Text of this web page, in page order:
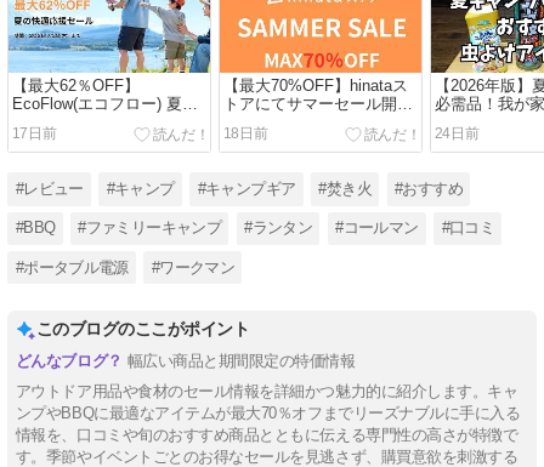
【最大62％OFF】
EcoFlow(エコフロー) 夏の
快適応援セール開催中！お
すすめ商品・お得情報総ま
17日前
【最大70%OFF】hinataス
トアにてサマーセール開催
中！おすすめアウトドア・
キャンプ用品総まとめ！
18日前
【2026年版】
必需品！我が
策＆おすすめ
ム！
24日前
#レビュー #キャンプ #キャンプギア #焚き火 #おすすめ
#BBQ #ファミリーキャンプ #ランタン #コールマン #口コミ
#ポータブル電源 #ワークマン
このブログのここがポイント
幅広い商品と期間限定の特価情報
アウトドア用品や食材のセール情報を詳細かつ魅力的に紹介します。キャ
ンプやBBQに最適なアイテムが最大70％オフまでリーズナブルに手に入る
情報を、口コミや旬のおすすめ商品とともに伝える専門性の高さが特徴で
す。季節やイベントごとのお得なセールを見逃さず、購買意欲を刺激する